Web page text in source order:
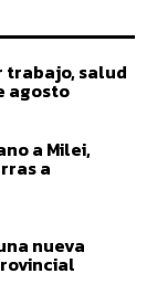
trabajo, salud
agosto
a Milei,
a
nueva